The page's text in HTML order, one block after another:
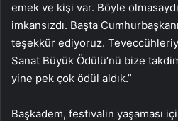
emek ve kişi var. Böyle
imkansızdı. Başta
teşekkür ediyoruz.
Sanat Büyük Ödülü’nü bize
yine pek çok ödül aldık.”
Başkadem, festivalin yaşaması